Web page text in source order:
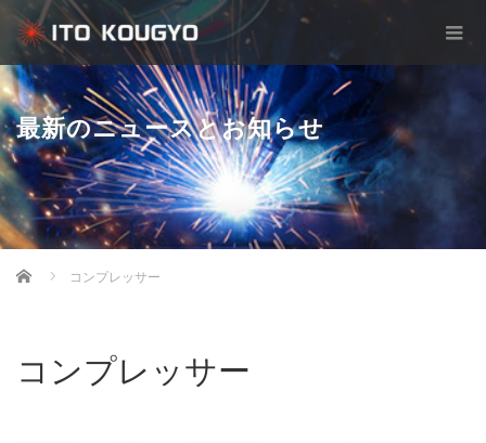
最新のニュースとお知らせ
Home コンプレッサー
コンプレッサー